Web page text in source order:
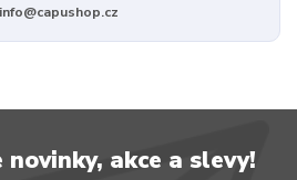
info@capushop.cz
akce a slevy!